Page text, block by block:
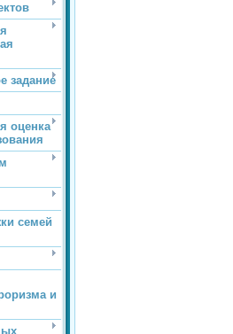
задание
оценка
семей
и